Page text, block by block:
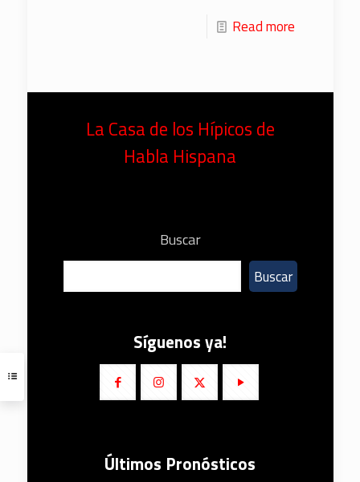
Read more
La Casa de los Hípicos de
Habla Hispana
Buscar
Buscar
Síguenos ya!
Últimos Pronósticos